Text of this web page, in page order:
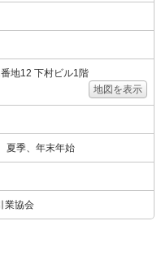
地12 下村ビル1階
地図を表示
夏季、年末年始
業協会